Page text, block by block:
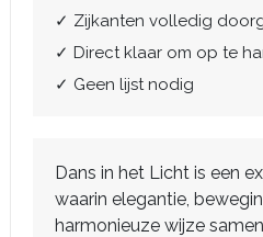
✓ Zijkanten volledig
✓ Direct klaar om op te
✓ Geen lijst nodig
Dans in het Licht is een
waarin elegantie,
harmonieuze wijze